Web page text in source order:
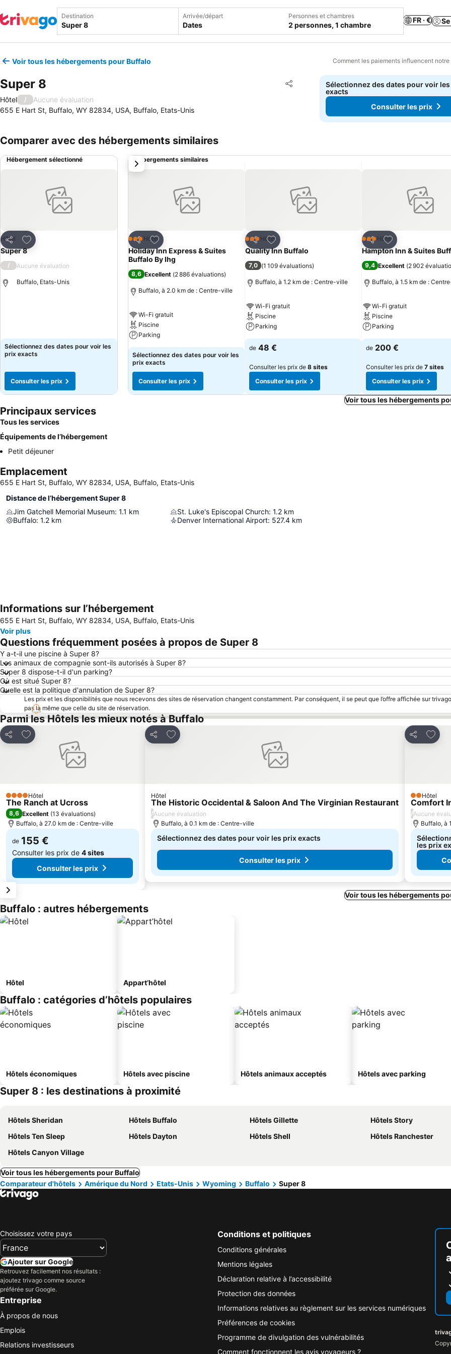
Destination Arrivée/départ
Dates
Personnes et chambres
2 personnes, 1 chambre
FR · €
Voir tous les hébergements pour Buffalo Comment les paiements influencent
Super 8 Partager
Ajouter à mes favoris
Hôtel /
Aucune évaluation
655 E Hart St, Buffalo, WY 82834, USA, Buffalo, Etats-Unis
Sélectionnez des dates pour voir
exacts
Consulter les prix
Comparer avec des hébergements similaires
Hébergement sélectionné
Partager
Ajouter à mes favoris
Hôtel
Super 8
/ Aucune évaluation
Buffalo, Etats-Unis
Sélectionnez des dates pour voir les
prix exacts
Consulter les prix
Hébergements similaires
Partager
Ajouter à mes favoris
3 ÉtoilesHôtel
Holiday Inn Express & Suites
Buffalo By Ihg
8,6 Excellent (2 886 évaluations)
Buffalo, à 2.0 km de : Centre-ville
Wi-Fi gratuit
Piscine
Parking
Sélectionnez des dates pour voir les
prix exacts
Consulter les prix
Partager
Ajouter à mes favoris
3 ÉtoilesHôtel
Quality Inn Buffalo
7,0 (1 109 évaluations)
Buffalo, à 1.2 km de : Centre-ville
Wi-Fi gratuit
Piscine
Parking
de 48 €
Consulter les prix de 8 sites
Consulter les prix
Partager
Ajouter à mes
3 ÉtoilesHôtel
Hampton Inn & Suites
9,4 Excellent (2 902
Buffalo, à 1.5 km de :
Wi-Fi gratuit
Piscine
Parking
de 200 €
Consulter les prix de 7 sites
Consulter les prix
suivant
Voir tous les hébergements
Principaux services
Tous les services
Équipements de l’hébergement
Petit déjeuner
Emplacement
655 E Hart St, Buffalo, WY 82834, USA, Buffalo, Etats-Unis
Distance de l’hébergement Super 8
Jim Gatchell Memorial Museum: 1.1 km
Buffalo: 1.2 km
St. Luke's Episcopal Church: 1.2 km
Denver International Airport: 527.4 km
Informations sur l’hébergement
655 E Hart St, Buffalo, WY 82834, USA, Buffalo, Etats-Unis
Voir plus
Questions fréquemment posées à propos de Super 8
Y a-t-il une piscine à Super 8?
Les animaux de compagnie sont-ils autorisés à Super 8?
Super 8 dispose-t-il d'un parking?
Où est situé Super 8?
Quelle est la politique d'annulation de Super 8?
Les prix et les disponibilités que nous recevons des sites de réservation changent constamment. Par conséquent, il se peut que l’offre affichée sur
pas la même que celle du site de réservation.
Parmi les Hôtels les mieux notés à Buffalo
Partager
Ajouter à mes favoris
4 ÉtoilesHôtel
The Ranch at Ucross
8,6 Excellent (13 évaluations)
Buffalo, à 27.0 km de : Centre-ville
de 155 €
Consulter les prix de 4 sites
Consulter les prix
Partager
Ajouter à mes favoris
Hôtel
The Historic Occidental & Saloon And The Virginian Restaurant
/Aucune évaluation
Buffalo, à 0.1 km de : Centre-ville
Sélectionnez des dates pour voir les prix exacts
Consulter les prix
Partager
2 Étoiles
Hôtel
Comfort
/Aucune
Buffalo, à
les prix
Voir tous les hébergements
Buffalo : autres hébergements
Hôtel Appart’hôtel
Buffalo : catégories d’hôtels populaires
Hôtels économiques Hôtels avec piscine Hôtels animaux acceptés Hôtels avec parking
Super 8 : les destinations à proximité
Hôtels Sheridan Hôtels Buffalo Hôtels Gillette
Hôtels Story
Hôtels Ten Sleep
Hôtels Dayton Hôtels Shell
Hôtels Ranchester
Hôtels Canyon Village
Voir tous les hébergements pour Buffalo
Comparateur d'hôtels
Amérique du Nord Etats-Unis Wyoming Buffalo Super 8
Choisissez votre pays
Ajouter sur Google
Retrouvez facilement nos résultats :
ajoutez trivago comme source
préférée sur Google.
Entreprise
À propos de nous
Emplois
Relations investisseurs
Conditions et politiques
Conditions générales
Mentions légales
Déclaration relative à l’accessibilité
Protection des données
Informations relatives au règlement sur les services numériques
Préférences de cookies
Programme de divulgation des vulnérabilités
Comment fonctionnent les avis voyageurs ?